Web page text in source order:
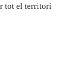
i
tot el territori